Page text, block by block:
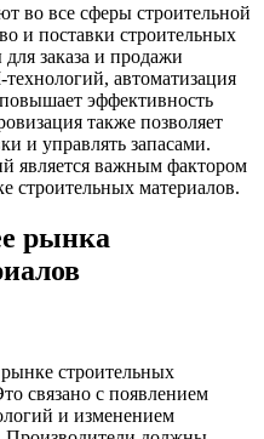
во все сферы строительной
и поставки строительных
заказа и продажи
автоматизация
эффективность
также позволяет
и управлять запасами.
является важным фактором
строительных материалов.
рынка
строительных
связано с появлением
и изменением